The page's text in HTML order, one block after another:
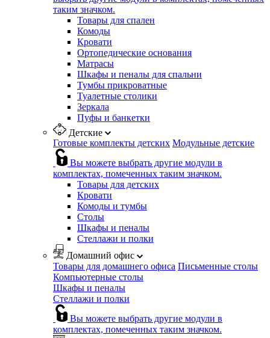
таким значком.
Товары для спален
Комоды
Кровати
Ортопедические основания
Матрасы
Шкафы и пеналы для спальни
Тумбы прикроватные
Туалетные столики
Зеркала
Пуфы и банкетки
Детские
Готовые комплекты детских Модульные детские
Вы можете выбрать другие модули в
комплектах, помеченных таким значком.
Товары для детских
Кровати
Комоды и тумбы
Столы
Шкафы и пеналы
Стеллажи и полки
Домашний офис
Товары для домашнего офиса Письменные столы
Компьютерные столы
Шкафы и пеналы
Стеллажи и полки
Вы можете выбрать другие модули в
комплектах, помеченных таким значком.